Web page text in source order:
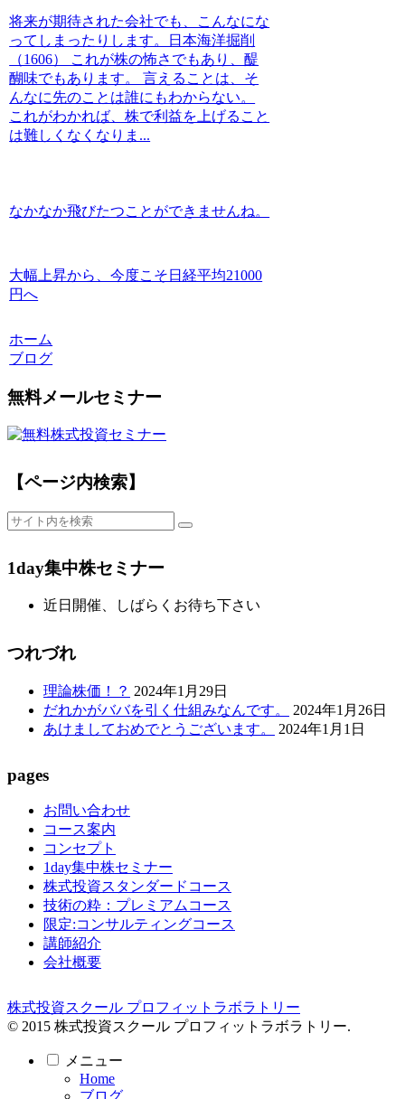
将来が期待された会社でも、こんなにな
ってしまったりします。日本海洋掘削
（1606） これが株の怖さでもあり、醍
醐味でもあります。 言えることは、そ
んなに先のことは誰にもわからない。
これがわかれば、株で利益を上げること
は難しくなくなりま...
なかなか飛びたつことができませんね。
大幅上昇から、今度こそ日経平均21000
円へ
ホーム
ブログ
無料メールセミナー
【ページ内検索】
1day集中株セミナー
近日開催、しばらくお待ち下さい
つれづれ
理論株価！？ 2024年1月29日
だれかがババを引く仕組みなんです。
2024年1月26日
あけましておめでとうございます。
2024年1月1日
pages
お問い合わせ
コース案内
コンセプト
1day集中株セミナー
株式投資スタンダードコース
技術の粋：プレミアムコース
限定:コンサルティングコース
講師紹介
会社概要
株式投資スクール プロフィットラボラトリー
© 2015 株式投資スクール プロフィットラボラトリー.
メニュー
Home